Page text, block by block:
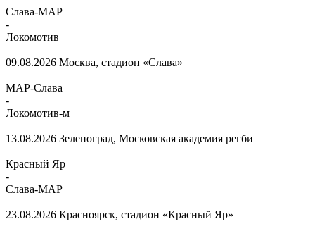
Слава-МАР
-
Локомотив
09.08.2026 Москва, стадион «Слава»
МАР-Слава
-
Локомотив-м
13.08.2026 Зеленоград, Московская академия регби
Красный Яр
-
Слава-МАР
23.08.2026 Красноярск, стадион «Красный Яр»